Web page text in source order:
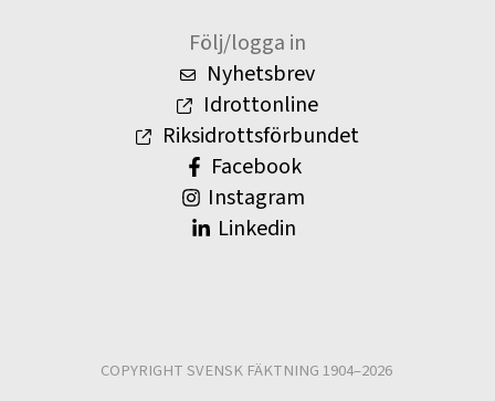
Följ/logga in
Nyhetsbrev
Idrottonline
Riksidrottsförbundet
Facebook
Instagram
Linkedin
COPYRIGHT SVENSK FÄKTNING 1904–2026